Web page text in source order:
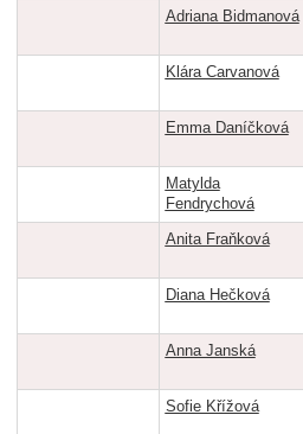
Adriana Bidmanová
Klára Carvanová
Emma Daníčková
Matylda
Fendrychová
Anita Fraňková
Diana Hečková
Anna Janská
Sofie Křížová